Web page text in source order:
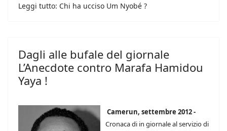
Leggi tutto: Chi ha ucciso Um Nyobé ?
Dagli alle bufale del giornale
L’Anecdote contro Marafa Hamidou
Yaya !
Camerun, settembre 2012 -
Cronaca di in giornale al servizio di